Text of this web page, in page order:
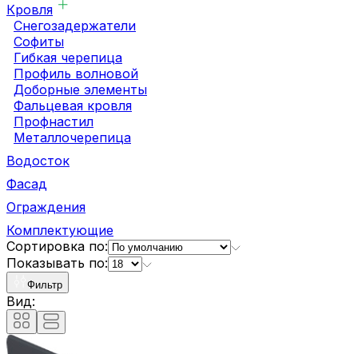
Кровля
Снегозадержатели
Софиты
Гибкая черепица
Профиль волновой
Доборные элементы
Фальцевая кровля
Профнастил
Металлочерепица
Водосток
Фасад
Ограждения
Комплектующие
Сортировка по:
Показывать по:
Фильтр
Вид: